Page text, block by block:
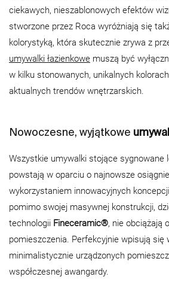
ciekawych, nieszablonowych efektów
stworzone przez Roca wyróżniają się
kolorystyką, która skutecznie zrywa z
umywalki łazienkowe muszą być
w kilku stonowanych, unikalnych
aktualnych trendów wnętrzarskich.
Nowoczesne, wyjątkowe
Wszystkie umywalki stojące sygnowane
powstają w oparciu o najnowsze
wykorzystaniem innowacyjnych
pomimo swojej masywnej konstrukcji,
technologii Fineceramic®, nie obciążają
pomieszczenia. Perfekcyjnie wpisują się
minimalistycznie urządzonych
współczesnej awangardy.